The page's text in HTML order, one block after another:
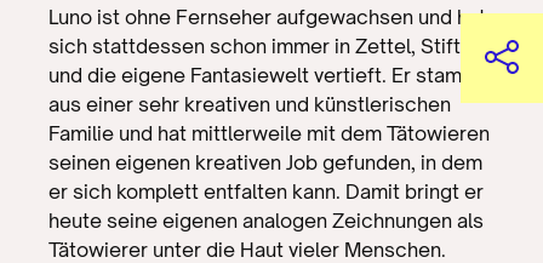
Luno ist ohne Fernseher aufgewachsen und hat
sich stattdessen schon immer in Zettel, Stift
und die eigene Fantasiewelt vertieft. Er stammt
aus einer sehr kreativen und künstlerischen
Familie und hat mittlerweile mit dem Tätowieren
seinen eigenen kreativen Job gefunden, in dem
er sich komplett entfalten kann. Damit bringt er
heute seine eigenen analogen Zeichnungen als
Tätowierer unter die Haut vieler Menschen.